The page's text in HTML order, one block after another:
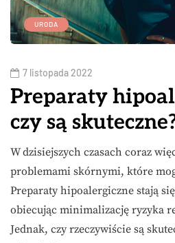
URODA
7 listopada 2022
Preparaty
czy są
W dzisiejszych czasach coraz
problemami skórnymi, które
Preparaty hipoalergiczne stają
obiecując minimalizację ryzyka
Jednak, czy rzeczywiście są